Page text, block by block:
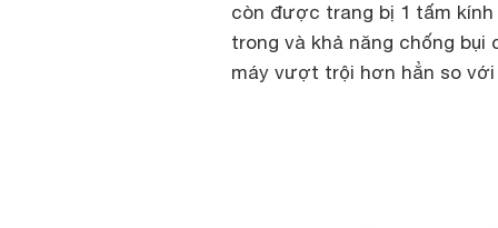
còn được trang bị 1 tấm
trong và khả năng chống
máy vượt trội hơn hẳn so